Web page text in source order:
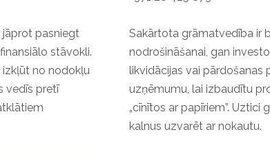
jāprot pasniegt
stāvokli.
izkļūt no nodokļu
vedīs pretī
Sakārtota grāmatvedība ir
nodrošināšanai, gan
likvidācijas vai pārdošanas
uzņēmumu, lai izbaudītu
„cīnītos ar papīriem”.
kalnus uzvarēt ar nokautu.